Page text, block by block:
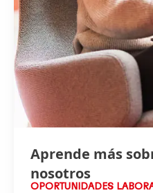
Aprende más
nosotros
OPORTUNIDADES